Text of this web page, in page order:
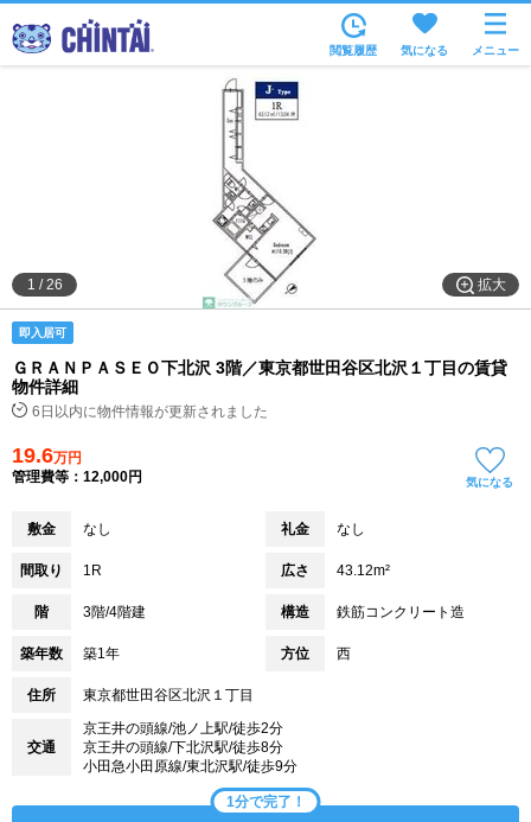
住所から
通勤通学時間から
物件特集から
不動産会社から
閲覧履歴 気になる メニュー
拡大
1 /26
即入居可
ＧＲＡＮＰＡＳＥＯ下北沢 3階／東京都世田谷区北沢１丁目の賃貸
物件詳細
6日以内に物件情報が更新されました
19.6万円
管理費等：12,000円
気になる
敷金 なし 礼金 なし
間取り 1R 広さ 43.12m²
階 3階/4階建 構造 鉄筋コンクリート造
築年数 築1年 方位 西
住所 東京都世田谷区北沢１丁目
交通
京王井の頭線/池ノ上駅/徒歩2分
京王井の頭線/下北沢駅/徒歩8分
小田急小田原線/東北沢駅/徒歩9分
1分で完了！